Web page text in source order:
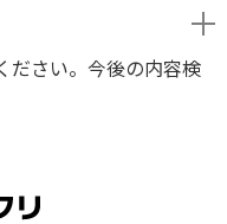
ださい。今後の内容検